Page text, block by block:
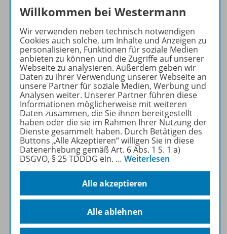
der EinFach Deutsch
Unterrichtsmodelle und den
Vorzügen einer
benutzerfreundlichen und
intuitiven
Softwareumgebung.
Mehr erfahren
Produktinformationen
Zugehörige Produkte
Willkommen bei Westermann
Wir verwenden neben technisch notwendigen
Cookies auch solche, um Inhalte und Anzeigen zu
personalisieren, Funktionen für soziale Medien
anbieten zu können und die Zugriffe auf unserer
Webseite zu analysieren. Außerdem geben wir
Daten zu ihrer Verwendung unserer Webseite an
unsere Partner für soziale Medien, Werbung und
Analysen weiter. Unserer Partner führen diese
Informationen möglicherweise mit weiteren
Daten zusammen, die Sie ihnen bereitgestellt
haben oder die sie im Rahmen Ihrer Nutzung der
Dienste gesammelt haben. Durch Betätigen des
Buttons „Alle Akzeptieren“ willigen Sie in diese
Datenerhebung gemäß Art. 6 Abs. 1 S. 1 a)
DSGVO, § 25 TDDDG ein. … Weiterlesen
Alle akzeptieren
Alle ablehnen